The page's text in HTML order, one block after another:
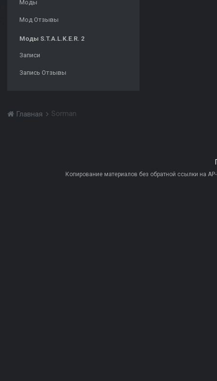
Моды
Мод Отзывы
Моды S.T.A.L.K.E.R. 2
Записи
Запись Отзывы
Главная Sorman
Копирование материалов без обратной ссылки на